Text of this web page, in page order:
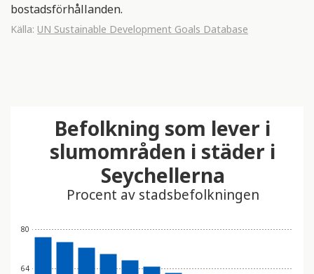
bostadsförhållanden.
Källa: UN Sustainable Development Goals Database
64
80
Befolkning som lever i
slumområden i städer i
Seychellerna
Procent av stadsbefolkningen